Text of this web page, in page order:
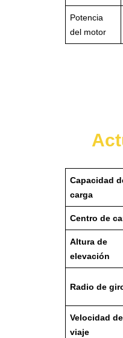
Potencia
del motor
Capacidad
carga
Centro de
Altura de
elevación
Radio de
Velocidad de
viaje